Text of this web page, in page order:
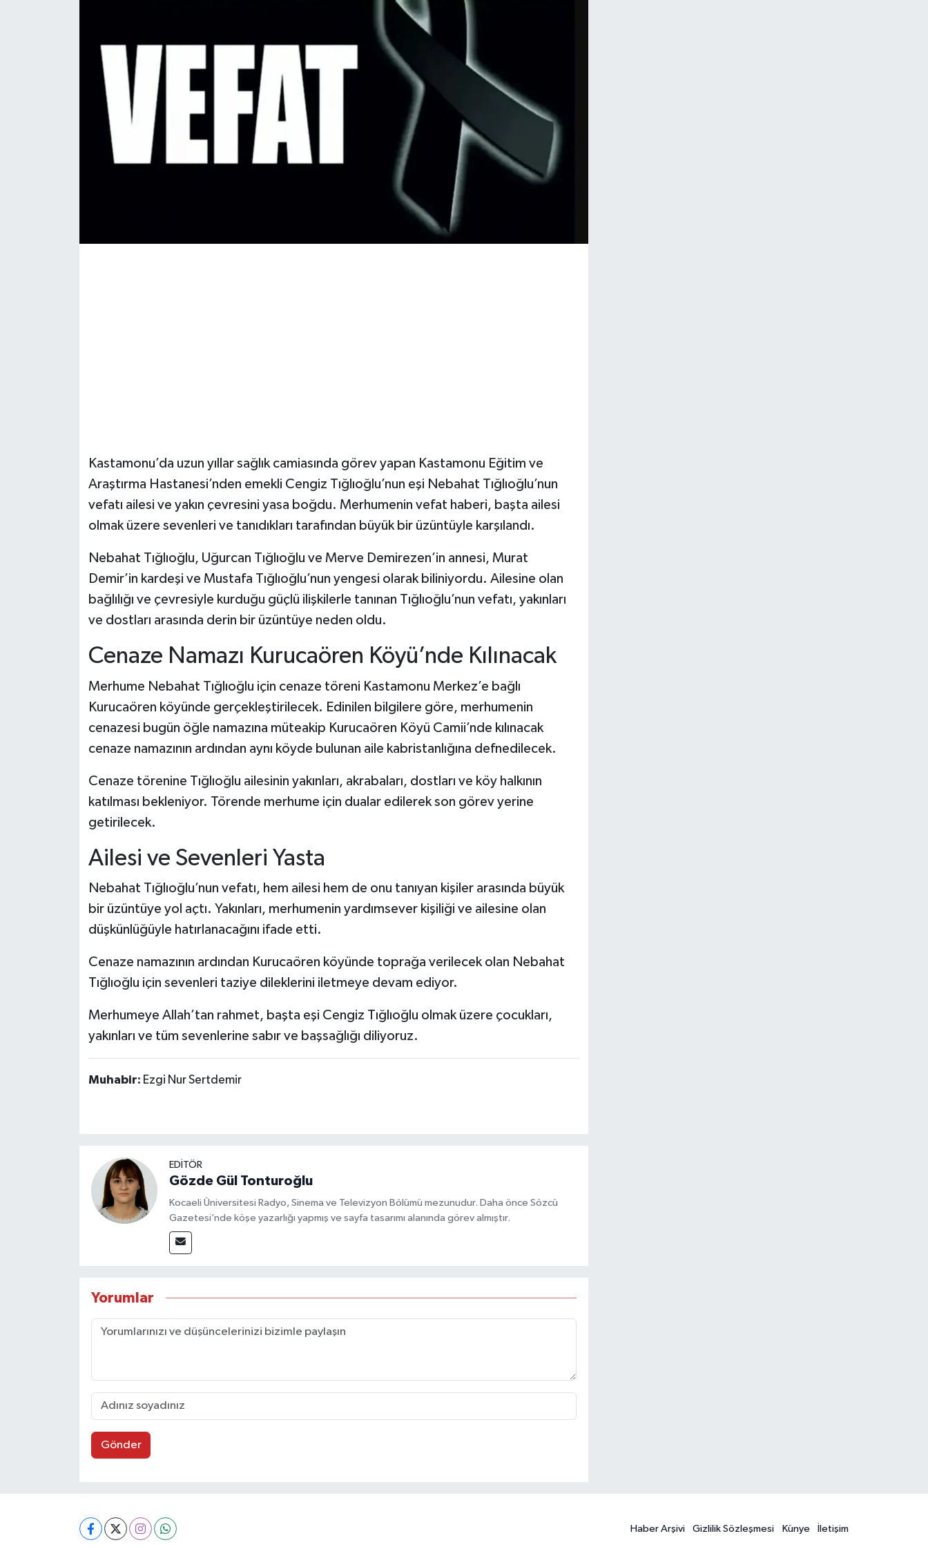
Kastamonu’da uzun yıllar sağlık camiasında görev yapan Kastamonu Eğitim ve
Araştırma Hastanesi’nden emekli Cengiz Tığlıoğlu’nun eşi Nebahat Tığlıoğlu’nun
vefatı ailesi ve yakın çevresini yasa boğdu. Merhumenin vefat haberi, başta ailesi
olmak üzere sevenleri ve tanıdıkları tarafından büyük bir üzüntüyle karşılandı.
Nebahat Tığlıoğlu, Uğurcan Tığlıoğlu ve Merve Demirezen’in annesi, Murat
Demir’in kardeşi ve Mustafa Tığlıoğlu’nun yengesi olarak biliniyordu. Ailesine olan
bağlılığı ve çevresiyle kurduğu güçlü ilişkilerle tanınan Tığlıoğlu’nun vefatı, yakınları
ve dostları arasında derin bir üzüntüye neden oldu.
Cenaze Namazı Kurucaören Köyü’nde Kılınacak
Merhume Nebahat Tığlıoğlu için cenaze töreni Kastamonu Merkez’e bağlı
Kurucaören köyünde gerçekleştirilecek. Edinilen bilgilere göre, merhumenin
cenazesi bugün öğle namazına müteakip Kurucaören Köyü Camii’nde kılınacak
cenaze namazının ardından aynı köyde bulunan aile kabristanlığına defnedilecek.
Cenaze törenine Tığlıoğlu ailesinin yakınları, akrabaları, dostları ve köy halkının
katılması bekleniyor. Törende merhume için dualar edilerek son görev yerine
getirilecek.
Ailesi ve Sevenleri Yasta
Nebahat Tığlıoğlu’nun vefatı, hem ailesi hem de onu tanıyan kişiler arasında büyük
bir üzüntüye yol açtı. Yakınları, merhumenin yardımsever kişiliği ve ailesine olan
düşkünlüğüyle hatırlanacağını ifade etti.
Cenaze namazının ardından Kurucaören köyünde toprağa verilecek olan Nebahat
Tığlıoğlu için sevenleri taziye dileklerini iletmeye devam ediyor.
Merhumeye Allah’tan rahmet, başta eşi Cengiz Tığlıoğlu olmak üzere çocukları,
yakınları ve tüm sevenlerine sabır ve başsağlığı diliyoruz.
Muhabir: Ezgi Nur Sertdemir
EDİTÖR
Gözde Gül Tonturoğlu
Kocaeli Üniversitesi Radyo, Sinema ve Televizyon Bölümü mezunudur. Daha önce Sözcü
Gazetesi’nde köşe yazarlığı yapmış ve sayfa tasarımı alanında görev almıştır.
Yorumlar
Gönder
Haber Arşivi Gizlilik Sözleşmesi Künye İletişim
Devrekani Haberleri
Doğanyurt Haberleri
Hanönü Haberleri
İhsangazi Haberleri
Karadeniz Haberleri
Ulusal Haberler
Teknoloji Haberleri
Dünya Haberleri
Yerel Haberler
Haber Arşivi